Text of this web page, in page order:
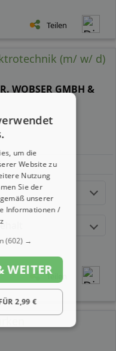
Teilen
(m/ w/ d)
WOBSER GMBH &
Teilen
um die
Website zu
Nutzung
Sie der
unserer
Informationen /
(602) →
WEITER
2,99 €